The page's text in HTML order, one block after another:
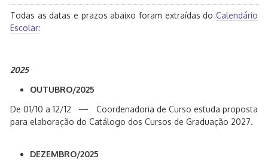
Todas as datas e prazos abaixo foram extraídas do Calendário
Escolar:
2025
OUTUBRO/2025
De 01/10 a 12/12 — Coordenadoria de Curso estuda proposta
para elaboração do Catálogo dos Cursos de Graduação 2027.
DEZEMBRO/2025